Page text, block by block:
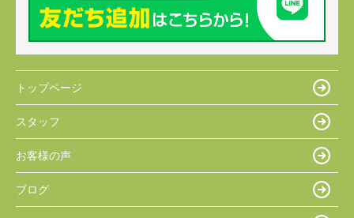
トップページ
スタッフ
お客様の声
ブログ